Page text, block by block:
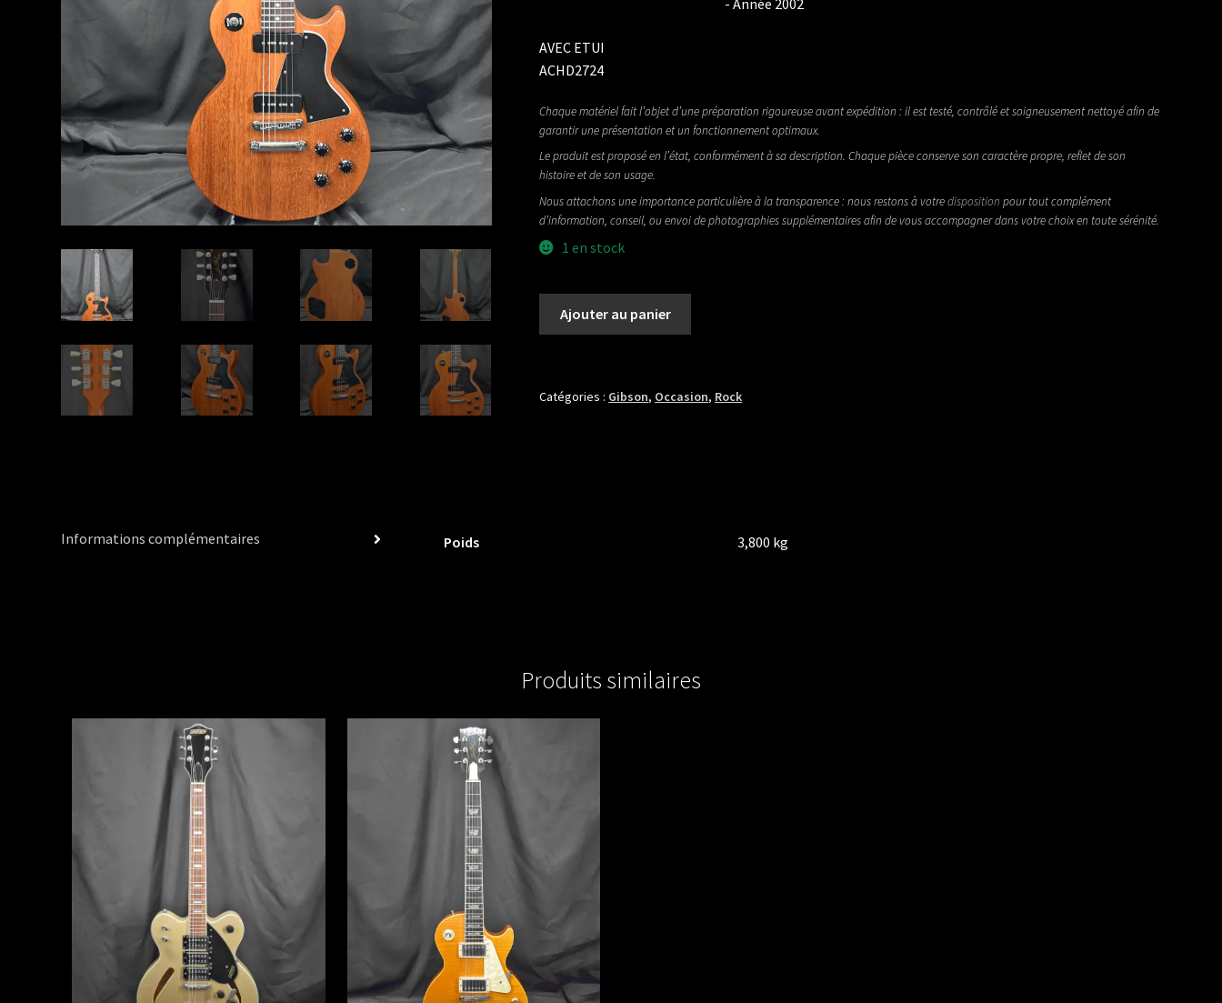
AVEC ETUI
ACHD2724
Chaque matériel fait l’objet d’une préparation rigoureuse avant expédition : il est testé, contrôlé et soigneusement nettoyé afin de
garantir une présentation et un fonctionnement optimaux.
Le produit est proposé en l’état, conformément à sa description. Chaque pièce conserve son caractère propre, reflet de son
histoire et de son usage.
Nous attachons une importance particulière à la transparence : nous restons à votredisposition pour tout complément
d’information, conseil, ou envoi de photographies supplémentaires afin de vous accompagner dans votre choix en toute sérénité.
1 en stock
PAUL
Ajouter au panier
Catégories : Gibson, Occasion, Rock
Informations complémentaires Poids 3,800 kg
Produits similaires